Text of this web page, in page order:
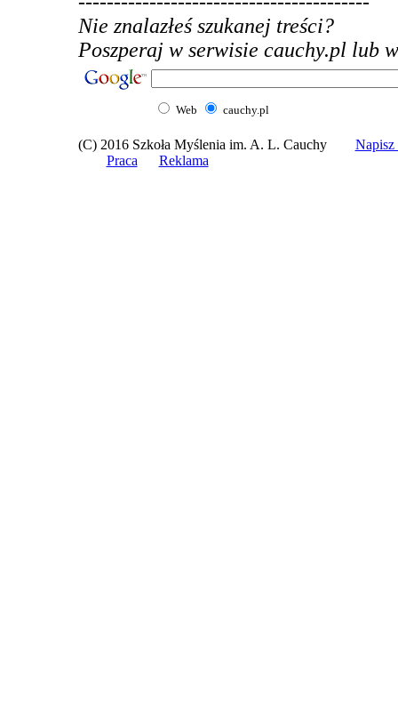
Nie znalazłeś szukanej treści?
Poszperaj w serwisie cauchy.pl lub
Web cauchy.pl
(C) 2016 Szkoła Myślenia im. A. L. Cauchy
Praca
Reklama